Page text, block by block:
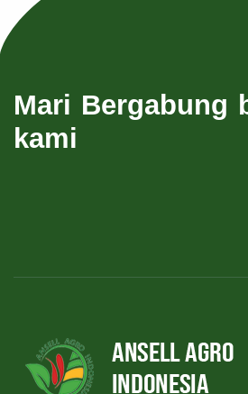
Mari Bergabung
kami